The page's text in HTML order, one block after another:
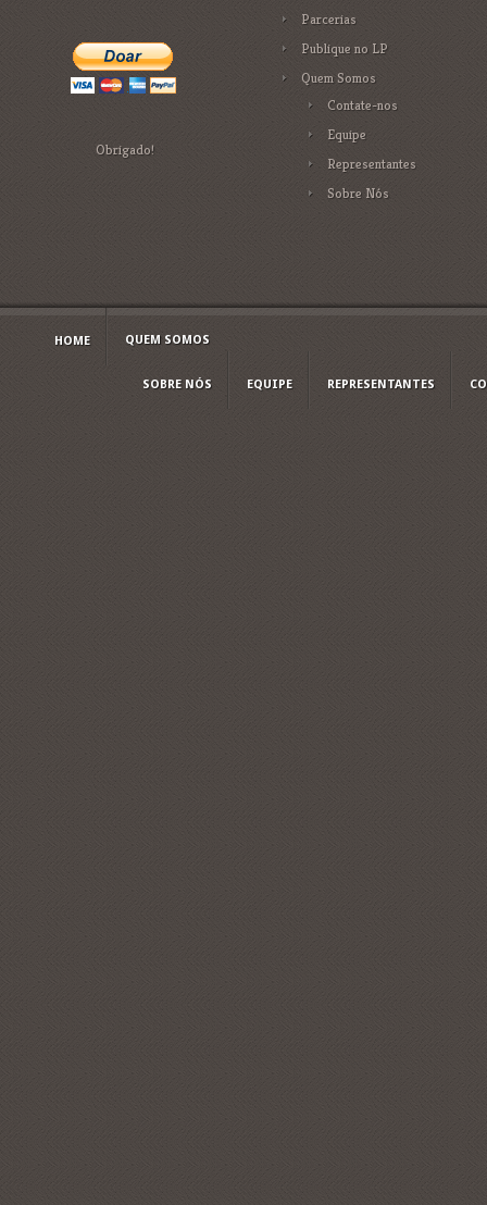
Obrigado!
Parcerias
Publique no LP
Quem Somos
Contate-nos
Equipe
Representantes
Sobre Nós
HOME QUEM SOMOS
SOBRE NÓS EQUIPE REPRESENTANTES